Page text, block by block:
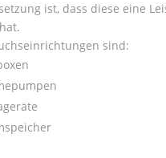
ist, dass diese eine
sind: